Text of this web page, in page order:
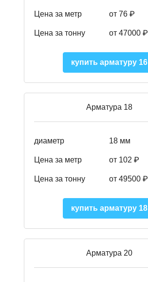
Цена за метр от 76 ₽
Цена за тонну от 47000 ₽
купить арматуру 16
Арматура 18
диаметр 18 мм
Цена за метр от 102 ₽
Цена за тонну от 49500 ₽
купить арматуру 18
Арматура 20